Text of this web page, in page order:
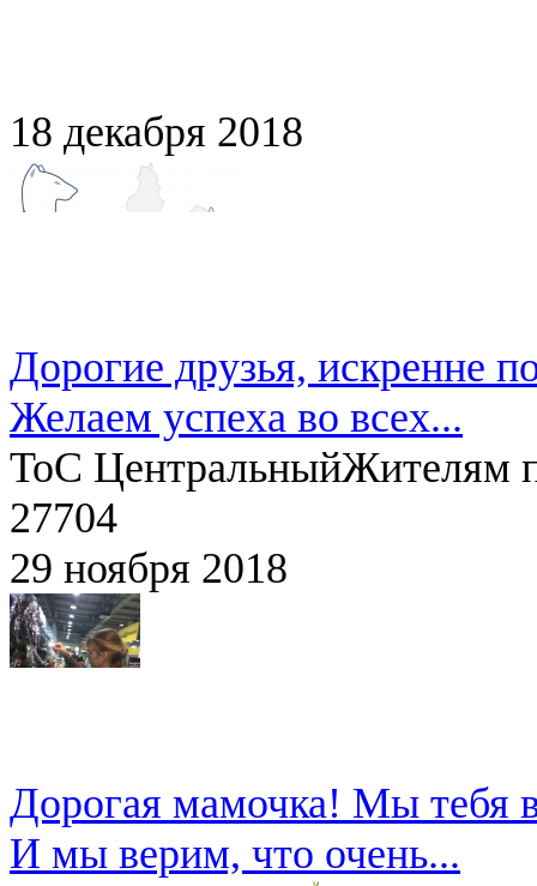
18 декабря 2018
Дорогие друзья, искренне
Желаем успеха во всех...
ТоС ЦентральныйЖителям
27704
29 ноября 2018
Дорогая мамочка! Мы тебя
И мы верим, что очень...